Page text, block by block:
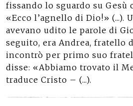
fissando lo sguardo su Gesù
«Ecco l’agnello di Dio!» (...).
avevano udito le parole di
seguito, era Andrea, fratello
incontrò per primo suo
disse: «Abbiamo trovato il
traduce Cristo – (...).